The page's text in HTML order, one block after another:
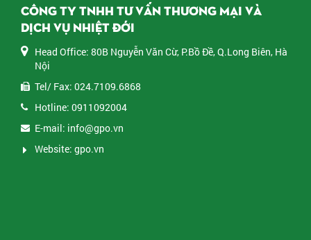
phía bắc. Chương trình do Tiến sĩ Yến Đỗ – chuyên gia
đào tạo và tư vấn quản trị giàu kinh nghiệm – trực tiếp
CÔNG TY TNHH TƯ VẤN THƯƠNG MẠI VÀ
DỊCH VỤ NHIỆT ĐỚI
Head Office: 80B Nguyễn Văn Cừ, P.Bồ Đề, Q.Long Biên, Hà
Nội
Tel/ Fax: 024.7109.6868
Hotline: 0911092004
E-mail: info@gpo.vn
Website: gpo.vn